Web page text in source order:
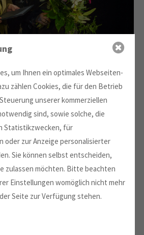
um Ihnen ein optimales Webseiten-
zählen Cookies, die für den Betrieb
unserer kommerziellen
sind, sowie solche, die
Statistikzwecken, für
oder zur Anzeige personalisierter
Sie können selbst entscheiden,
zulassen möchten. Bitte beachten
Einstellungen womöglich nicht mehr
Seite zur Verfügung stehen.